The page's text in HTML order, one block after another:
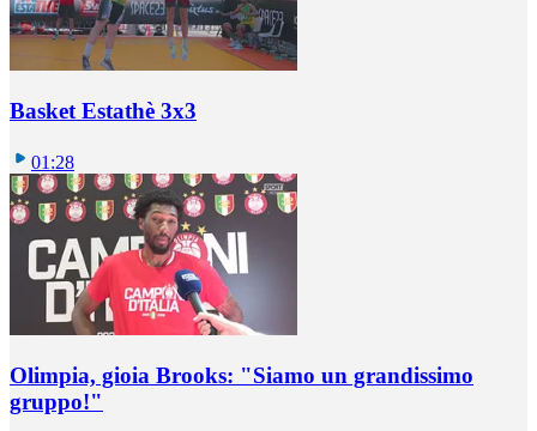
Basket Estathè 3x3
01:28
Olimpia, gioia Brooks: "Siamo un grandissimo
gruppo!"